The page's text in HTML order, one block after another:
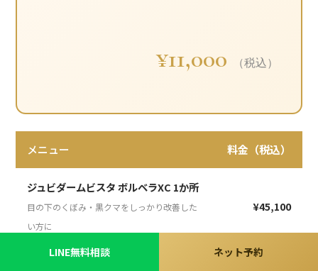
¥11,000 （税込）
メニュー 料金（税込）
ジュビダームビスタ ボルベラXC 1か所
目の下のくぼみ・黒クマをしっかり改善した
い方に
¥45,100
LINE無料相談 ネット予約